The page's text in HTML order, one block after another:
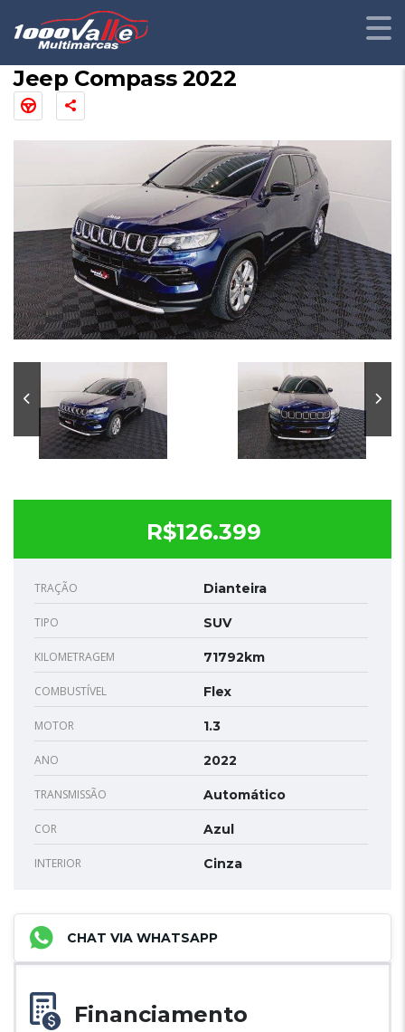
Jeep Compass 2022
R$126.399
TRAÇÃO Dianteira
TIPO SUV
KILOMETRAGEM 71792km
COMBUSTÍVEL Flex
MOTOR 1.3
ANO 2022
TRANSMISSÃO Automático
COR Azul
INTERIOR Cinza
CHAT VIA WHATSAPP
Financiamento